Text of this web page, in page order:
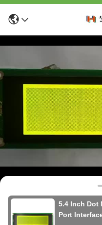
5.4 Inch Dot
Port